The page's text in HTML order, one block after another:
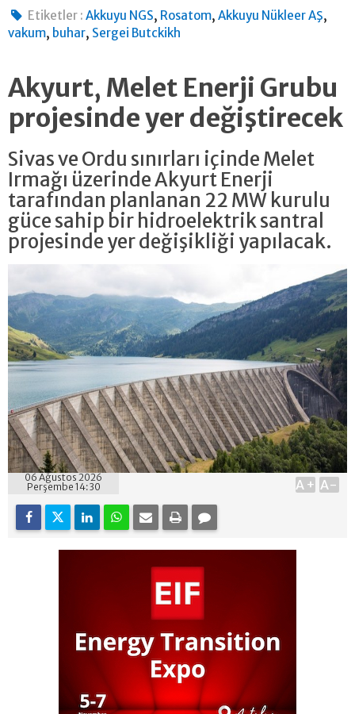
Etiketler : Akkuyu NGS, Rosatom,Akkuyu Nükleer AŞ,
vakum, buhar, Sergei Butckikh
Akyurt, Melet Enerji Grubu
projesinde yer değiştirecek
Sivas ve Ordu sınırları içinde Melet
Irmağı üzerinde Akyurt Enerji
tarafından planlanan 22 MW kurulu
güce sahip bir hidroelektrik santral
projesinde yer değişikliği yapılacak.
06 Ağustos 2026
Perşembe 14:30
A+ A-